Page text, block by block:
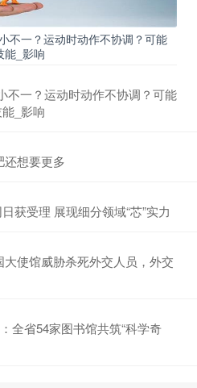
不一？运动时动作不协调？可能
能_影响
不一？运动时动作不协调？可能
_影响
还想要更多
获受理 展现细分领域“芯”实力
使馆威胁杀死外交人员，外交
全省54家图书馆共筑“科学奇